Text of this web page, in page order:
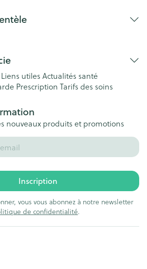
Liens utiles Actualités santé
Prescription Tarifs des soins
nouveaux produits et promotions
Inscription
vous vous abonnez à notre newsletter
de confidentialité.